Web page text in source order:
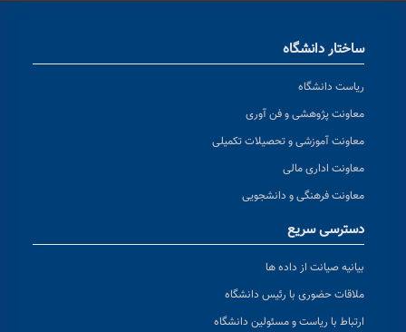
ساختار دانشگاه
ریاست دانشگاه
معاونت پژوهشی و فن آوری
معاونت آموزشی و تحصیلات تکمیلی
معاونت اداری مالی
معاونت فرهنگی و دانشجویی
دسترسی سریع
بیانیه صیانت از داده ها
ملاقات حضوری با رئیس دانشگاه
ارتباط با ریاست و مسئولین دانشگاه